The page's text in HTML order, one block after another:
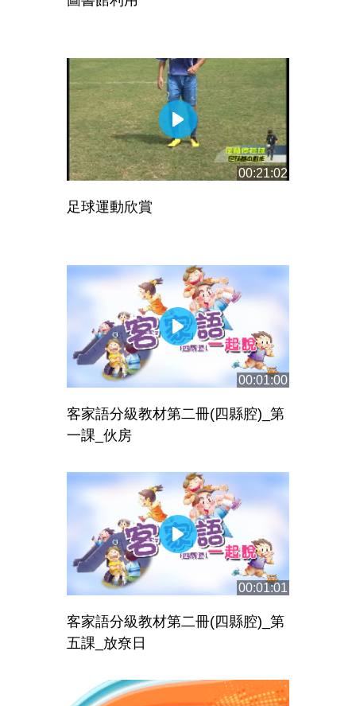
00:21:02
足球運動欣賞
00:01:00
客家語分級教材第二冊(四縣腔)_第
一課_伙房
00:01:01
客家語分級教材第二冊(四縣腔)_第
五課_放尞日